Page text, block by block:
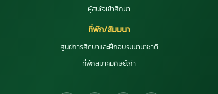
ผู้สนใจเข้าศึกษา
ที่พัก/สัมมนา
ศูนย์การศึกษาและฝึกอบรมนานาชาติ
ที่พักสมาคมศิษย์เก่า